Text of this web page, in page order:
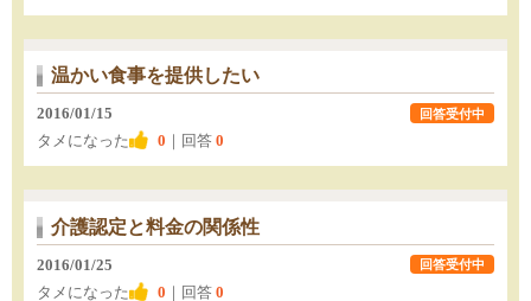
温かい食事を提供したい
2016/01/15
タメになった
0 ｜回答 0
回答受付中
介護認定と料金の関係性
2016/01/25
タメになった
0 ｜回答 0
回答受付中